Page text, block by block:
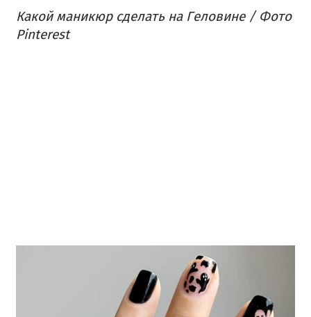
Какой маникюр сделать на Геловине / Фото
Pinterest